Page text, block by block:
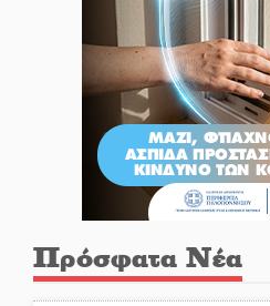
Πρόσφατα Νέα